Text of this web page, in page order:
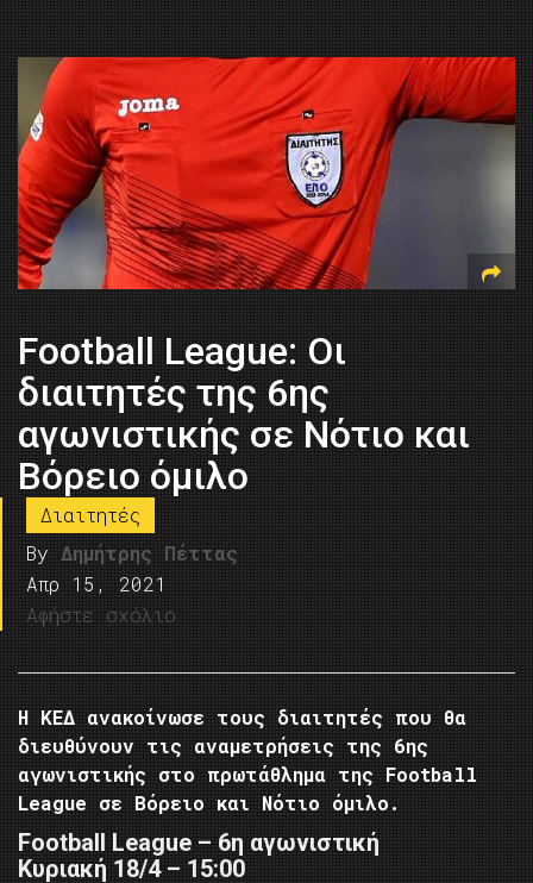
Football League: Οι
διαιτητές της 6ης
αγωνιστικής σε Νότιο και
Βόρειο όμιλο
Διαιτητές
By Δημήτρης Πέττας
Απρ 15, 2021
Αφήστε σχόλιο
Η ΚΕΔ ανακοίνωσε τους διαιτητές που θα
διευθύνουν τις αναμετρήσεις της 6ης
αγωνιστικής στο πρωτάθλημα της Football
League σε Βόρειο και Νότιο όμιλο.
Football League – 6η αγωνιστική
Κυριακή 18/4 – 15:00